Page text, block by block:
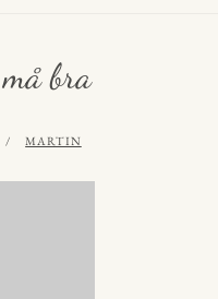
bra
AV
MARTIN